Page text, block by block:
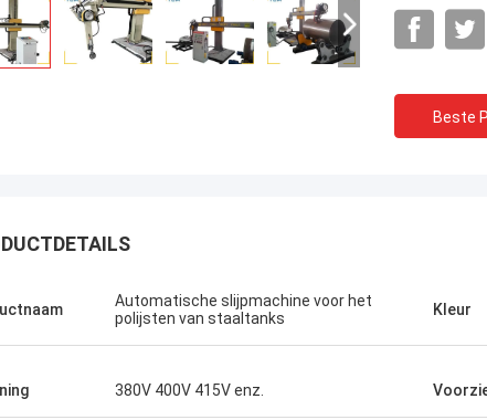
Beste
Automatische slijpmachine voor het
polijsten van staaltanks
Kleur
380V 400V 415V enz.